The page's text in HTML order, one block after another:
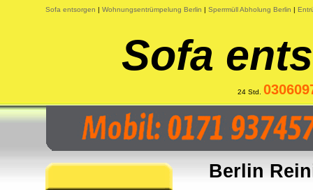
Sofa entsorgen | Wohnungsentrümpelung Berlin | Sperrmüll Abholung Berlin |
Sofa
24 Std.
Berlin